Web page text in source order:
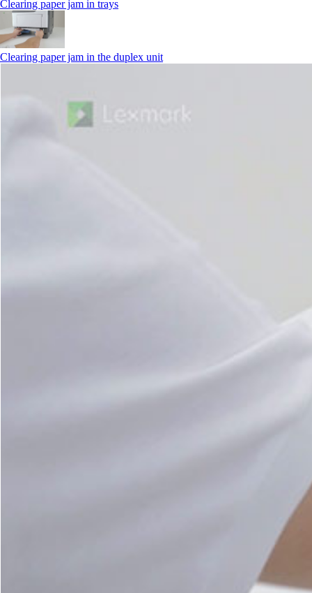
Clearing paper jam in trays
Clearing paper jam in the duplex unit